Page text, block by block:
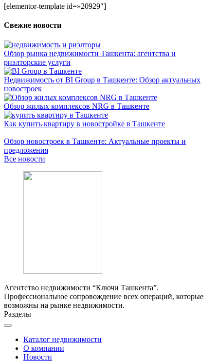
[elementor-template id=»20929″]
Свежие новости
Обзор рынка недвижимости Ташкента: агентства и
риэлторские услуги
Недвижимость от BI Group в Ташкенте: Обзор актуальных
новостроек
Обзор жилых комплексов NRG в Ташкенте
Как купить квартиру в новостройке в Ташкенте
Обзор новостроек в Ташкенте: Актуальные проекты и
предложения
Все новости
Агентство недвижимости “Ключи Ташкента”.
Профессиональное сопровождение всех операций, которые
возможны на рынке недвижимости.
Разделы
Каталог недвижимости
О компании
Новости